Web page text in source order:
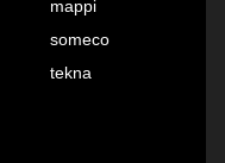
mappi
someco
tekna